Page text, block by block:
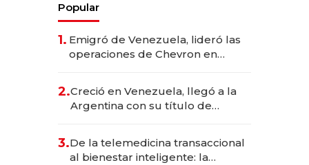
Popular
1. Emigró de Venezuela, lideró las
operaciones de Chevron en
2.Creció en Venezuela, llegó a la
Argentina con su título de
las marcas "fast premium"
3.De la telemedicina transaccional
al bienestar inteligente: la